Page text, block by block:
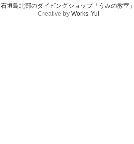
石垣島北部のダイビングショップ「うみの教室
Creative by Works-Yui